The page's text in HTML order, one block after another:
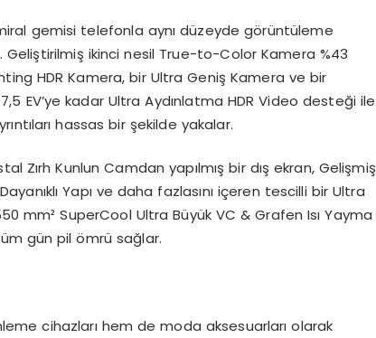
gemisi telefonla aynı düzeyde görüntüleme
Geliştirilmiş ikinci nesil True-to-Color Kamera %43
HDR Kamera, bir Ultra Geniş Kamera ve bir
EV’ye kadar Ultra Aydınlatma HDR Video desteği ile
hassas bir şekilde yakalar.
Zırh Kunlun Camdan yapılmış bir dış ekran, Gelişmiş
Yapı ve daha fazlasını içeren tescilli bir Ultra
mm² SuperCool Ultra Büyük VC & Grafen Isı Yayma
gün pil ömrü sağlar.
cihazları hem de moda aksesuarları olarak